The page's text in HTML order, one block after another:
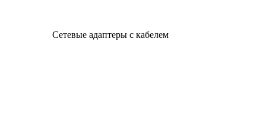
Сетевые адаптеры с кабелем